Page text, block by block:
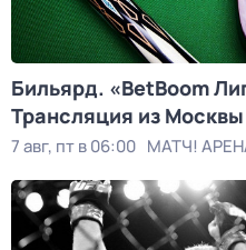
Бильярд. «BetBoom
Трансляция из Москвы
7 авг, пт в 06:00 МАТЧ!